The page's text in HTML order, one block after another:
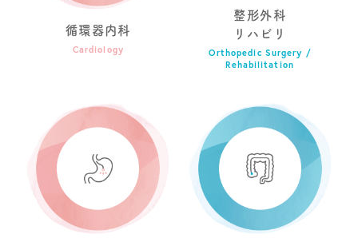
循環器内科
Cardiology
整形外科
リハビリ
Orthopedic Surgery /
Rehabilitation